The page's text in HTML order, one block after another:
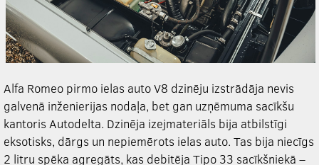
Alfa Romeo pirmo ielas auto V8 dzinēju izstrādāja nevis
galvenā inženierijas nodaļa, bet gan uzņēmuma sacīkšu
kantoris Autodelta. Dzinēja izejmateriāls bija atbilstīgi
eksotisks, dārgs un nepiemērots ielas auto. Tas bija niecīgs
2 litru spēka agregāts, kas debitēja Tipo 33 sacīkšniekā –